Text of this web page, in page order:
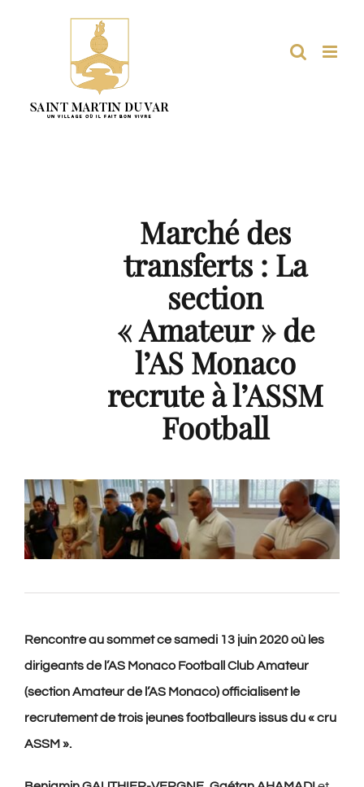
Marché des
transferts : La
section
« Amateur » de
l’AS Monaco
recrute à l’ASSM
Football
Rencontre au sommet ce samedi 13 juin 2020 où les
dirigeants de l’AS Monaco Football Club Amateur
(section Amateur de l’AS Monaco) officialisent le
recrutement de trois jeunes footballeurs issus du « cru
ASSM ».